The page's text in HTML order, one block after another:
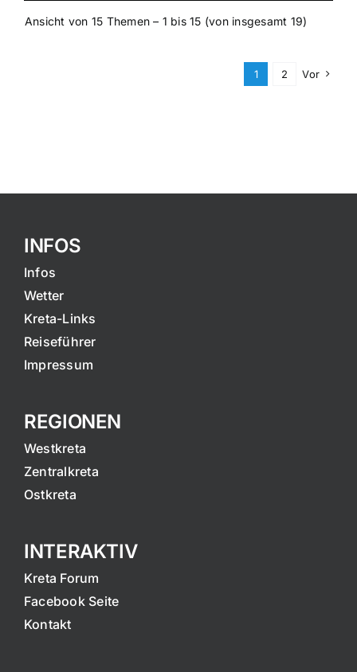
Ansicht von 15 Themen – 1 bis 15 (von insgesamt 19)
1 2 Vor
INFOS
Infos
Wetter
Kreta-Links
Reiseführer
Impressum
REGIONEN
Westkreta
Zentralkreta
Ostkreta
INTERAKTIV
Kreta Forum
Facebook Seite
Kontakt